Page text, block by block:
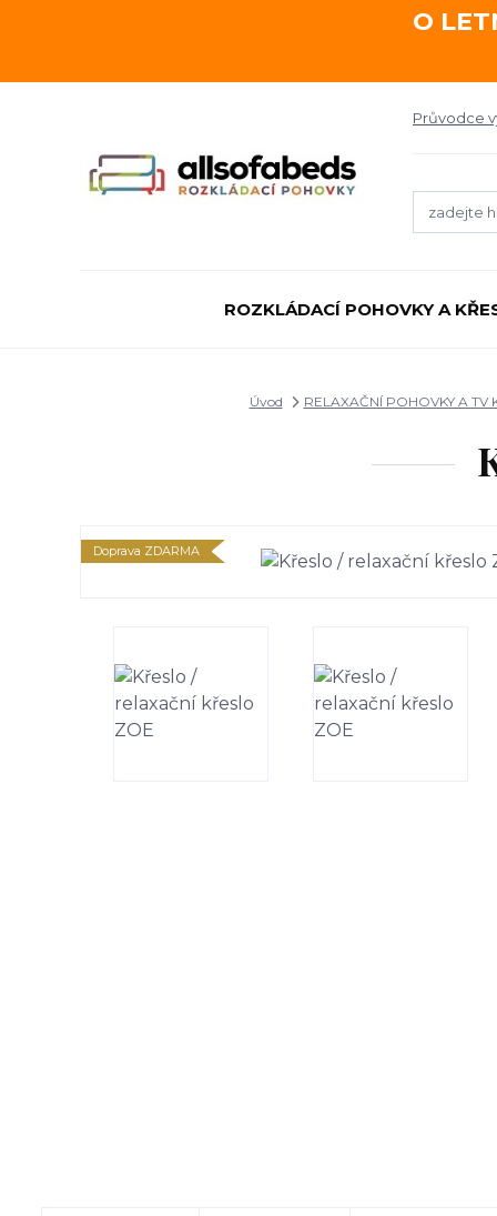
O
Průvodce
ROZKLÁDACÍ POHOVKY A
Úvod RELAXAČNÍ POHOVKY A TV
Doprava ZDARMA